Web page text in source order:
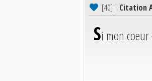
[40] | Citation
Si mon